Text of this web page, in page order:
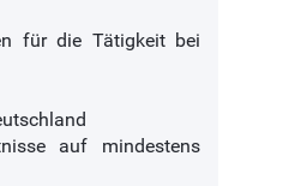
für die Tätigkeit bei
auf mindestens